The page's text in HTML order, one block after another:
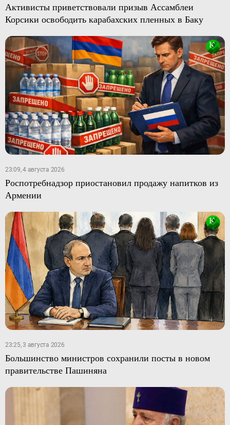
Активисты приветствовали призыв Ассамблеи
Корсики освободить карабахских пленных в Баку
23:09, 4 августа 2026
Роспотребнадзор приостановил продажу напитков из
Армении
23:25, 3 августа 2026
Большинство министров сохранили посты в новом
правительстве Пашиняна